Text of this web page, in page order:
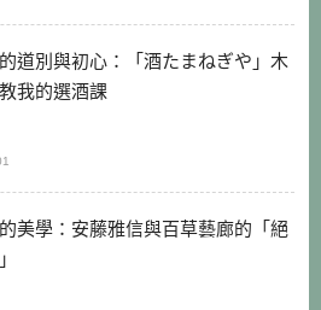
道別與初心：「酒たまねぎや」木
我的選酒課
美學：安藤雅信與百草藝廊的「絕